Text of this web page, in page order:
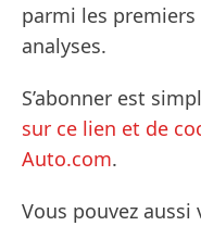
parmi les
analyses.
S’abonner est
sur ce lien et de
Auto.com.
Vous pouvez aussi